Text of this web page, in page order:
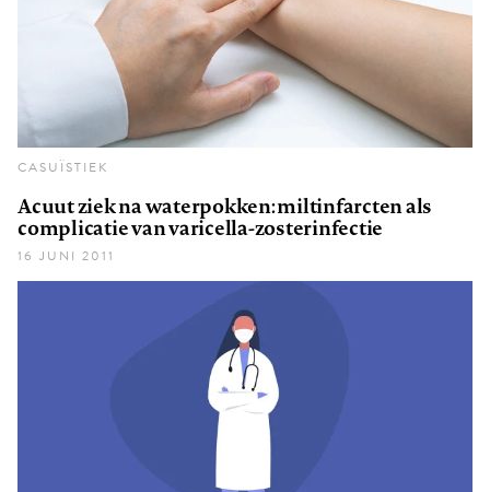
CASUÏSTIEK
Acuut ziek na waterpokken: miltinfarcten als
complicatie van varicella-zosterinfectie
16 JUNI 2011